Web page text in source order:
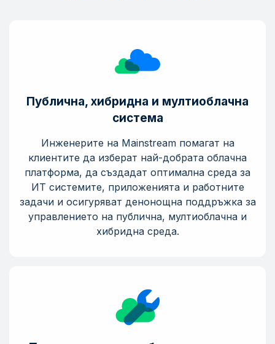
Публична, хибридна и мултиоблачна
система
Инженерите на Mainstream помагат на
клиентите да изберат най-добрата облачна
платформа, да създадат оптимална среда за
ИТ системите, приложенията и работните
задачи и осигуряват денонощна поддръжка за
управлението на публична, мултиоблачна и
хибридна среда.